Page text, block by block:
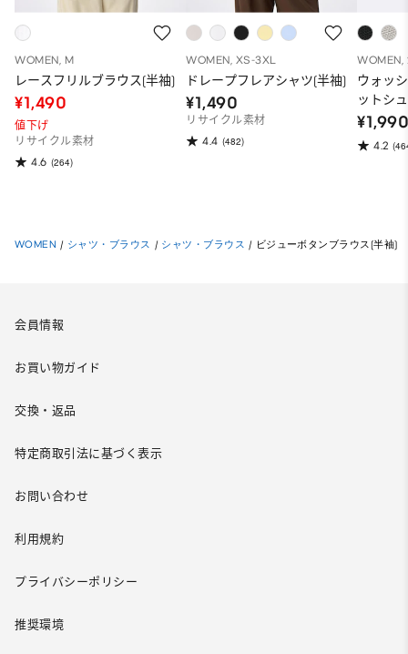
WOMEN, M
レースフリルブラウス(半袖)
¥1,490
値下げ
リサイクル素材
4.6 (264)
WOMEN, XS-3XL
ドレープフレアシャツ(半袖)
¥1,490
リサイクル素材
4.4 (482)
WOMEN,
ウォッ
ットシ
4.2
WOMEN / シャツ・ブラウス / シャツ・ブラウス / ビジューボタンブラウス(半袖)
会員情報
お買い物ガイド
交換・返品
特定商取引法に基づく表示
お問い合わせ
利用規約
プライバシーポリシー
推奨環境